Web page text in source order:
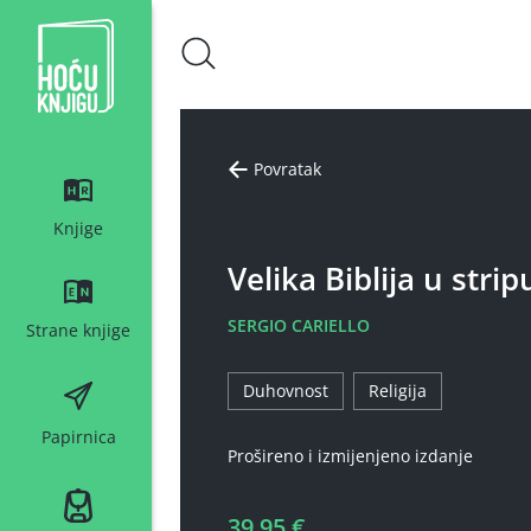
Hoću knjigu bijeli logo
Knjige
Strane knjige
Papirnica
Povratak
Velika Biblija u
SERGIO CARIELLO
Prošireno i izmijenjeno izdanje
Duhovnost Religija